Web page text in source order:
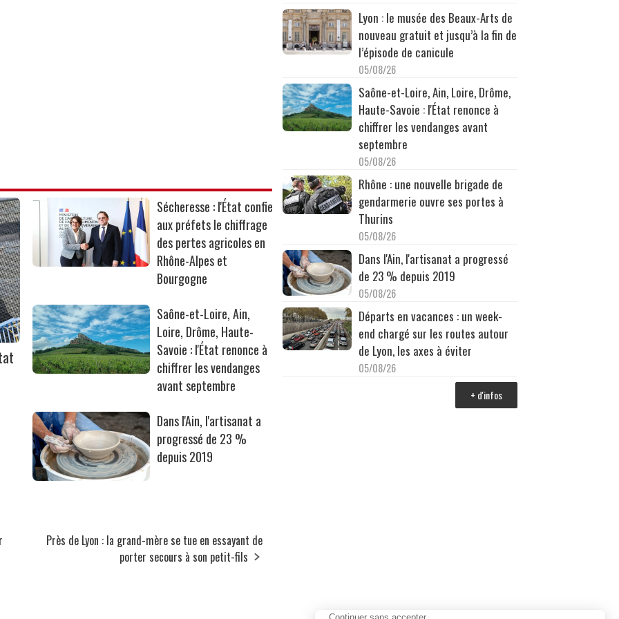
Sécheresse : l'État confie
aux préfets le chiffrage
des pertes agricoles en
Rhône-Alpes et
Bourgogne
Saône-et-Loire, Ain,
Loire, Drôme, Haute-
Savoie : l'État renonce à
chiffrer les vendanges
avant septembre
Dans l'Ain, l'artisanat a
progressé de 23 %
depuis 2019
Près de Lyon : la grand-mère se tue en essayant de
porter secours à son petit-fils
Lyon : le musée des Beaux-Arts de
nouveau gratuit et jusqu’à la fin de
l’épisode de canicule
05/08/26
Saône-et-Loire, Ain, Loire, Drôme,
Haute-Savoie : l'État renonce à
chiffrer les vendanges avant
septembre
05/08/26
Rhône : une nouvelle brigade de
gendarmerie ouvre ses portes à
Thurins
05/08/26
Dans l'Ain, l'artisanat a progressé
de 23 % depuis 2019
05/08/26
Départs en vacances : un week-
end chargé sur les routes autour
de Lyon, les axes à éviter
05/08/26
+ d'infos